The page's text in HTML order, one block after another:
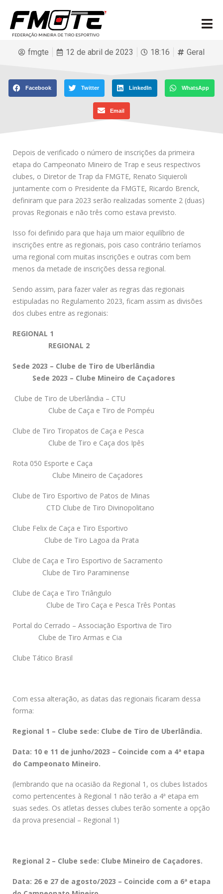
fmgte 12 de abril de 2023 18:16 Geral
Facebook Twitter LinkedIn WhatsApp
Email
Depois de verificado o número de inscrições da primeira
etapa do Campeonato Mineiro de Trap e seus respectivos
clubes, o Diretor de Trap da FMGTE, Renato Siquieroli
juntamente com o Presidente da FMGTE, Ricardo Brenck,
definiram que para 2023 serão realizadas somente 2 (duas)
provas Regionais e não três como estava previsto.
Isso foi definido para que haja um maior equilíbrio de
inscrições entre as regionais, pois caso contrário teríamos
uma regional com muitas inscrições e outras com bem
menos da metade de inscrições dessa regional.
Sendo assim, para fazer valer as regras das regionais
estipuladas no Regulamento 2023, ficam assim as divisões
dos clubes entre as regionais:
REGIONAL 1
REGIONAL 2
Sede 2023 – Clube de Tiro de Uberlândia
Sede 2023 – Clube Mineiro de Caçadores
Clube de Tiro de Uberlândia – CTU
Clube de Caça e Tiro de Pompéu
Clube de Tiro Tiropatos de Caça e Pesca
Clube de Tiro e Caça dos Ipês
Rota 050 Esporte e Caça
Clube Mineiro de Caçadores
Clube de Tiro Esportivo de Patos de Minas
CTD Clube de Tiro Divinopolitano
Clube Felix de Caça e Tiro Esportivo
Clube de Tiro Lagoa da Prata
Clube de Caça e Tiro Esportivo de Sacramento
Clube de Tiro Paraminense
Clube de Caça e Tiro Triângulo
Clube de Tiro Caça e Pesca Três Pontas
Portal do Cerrado – Associação Esportiva de Tiro
Clube de Tiro Armas e Cia
Clube Tático Brasil
Com essa alteração, as datas das regionais ficaram dessa
forma:
Regional 1 – Clube sede: Clube de Tiro de Uberlândia.
Data: 10 e 11 de junho/2023 – Coincide com a 4ª etapa
do Campeonato Mineiro.
(lembrando que na ocasião da Regional 1, os clubes listados
como pertencentes à Regional 1 não terão a 4ª etapa em
suas sedes. Os atletas desses clubes terão somente a opção
da prova presencial – Regional 1)
Regional 2 – Clube sede: Clube Mineiro de Caçadores.
Data: 26 e 27 de agosto/2023 – Coincide com a 6ª etapa